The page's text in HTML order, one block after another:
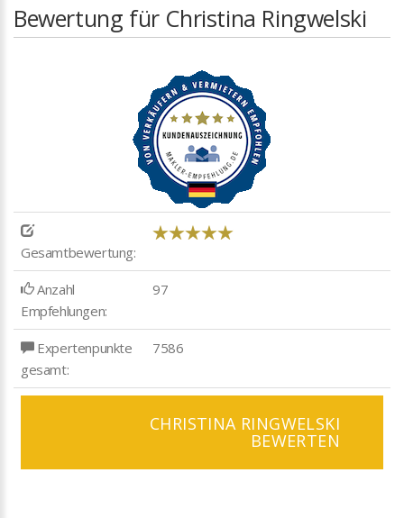
Bewertung für Christina Ringwelski
Gesamtbewertung:
Anzahl
Empfehlungen:
97
Expertenpunkte
gesamt:
7586
CHRISTINA RINGWELSKI
BEWERTEN